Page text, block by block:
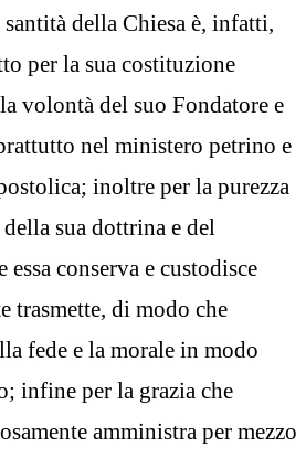
della Chiesa è, infatti,
per la sua costituzione
volontà del suo Fondatore e
nel ministero petrino e
inoltre per la purezza
sua dottrina e del
essa conserva e custodisce
trasmette, di modo che
fede e la morale in modo
infine per la grazia che
amministra per mezzo